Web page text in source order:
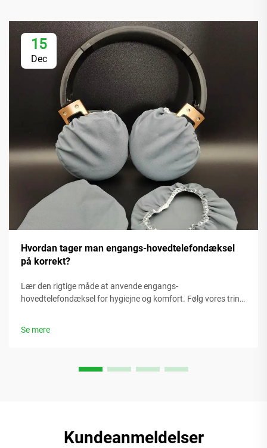
15
Dec
Hvordan tager man engangs-hovedtelefondæksel
på korrekt?
Lær den rigtige måde at anvende engangs-
hovedtelefondæksel for hygiejne og komfort. Følg vores trin-
Se mere
Kundeanmeldelser